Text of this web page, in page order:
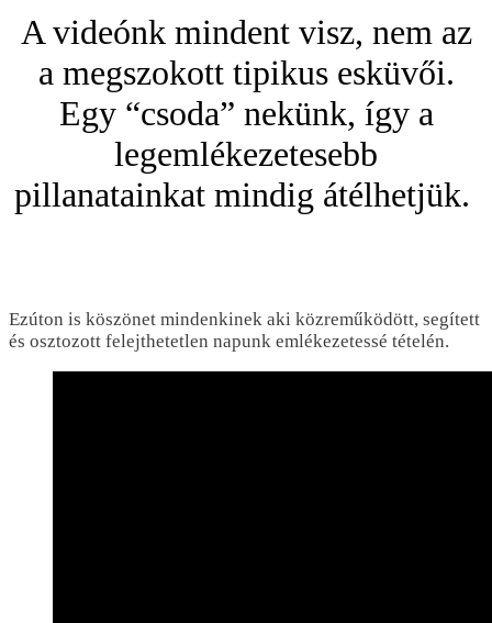
A videónk mindent visz, nem az
a megszokott tipikus esküvői.
Egy “csoda” nekünk, így a
legemlékezetesebb
pillanatainkat mindig átélhetjük.
Ezúton is köszönet mindenkinek aki közreműködött, segített
és osztozott felejthetetlen napunk emlékezetessé tételén.